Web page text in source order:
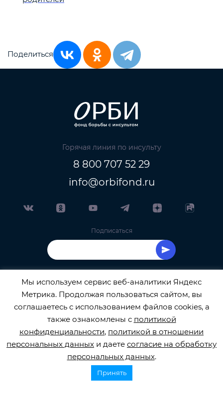
Поделиться
Горячая линия по инсульту
8 800 707 52 29
info@orbifond.ru
Подписаться
ОФИЦИАЛЬНЫЙ ОПЕРАТОР ОБРАБОТКИ
ПЕРСОНАЛЬНЫХ ДАННЫХ РЕГИСТРАЦИОННЫЙ
НОМЕР 77-22-133540
Мы используем сервис веб-аналитики Яндекс
Метрика. Продолжая пользоваться сайтом, вы
соглашаетесь с использованием файлов cookies, а
также ознакомлены с политикой
конфиденциальности, политикой в отношении
персональных данных и даете согласие на обработку
персональных данных.
Принять